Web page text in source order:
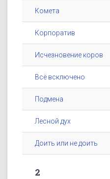
Комета
Корпоратив
Исчезновение коров
Всё всключено
Подмена
Лесной дух
Доить или не доить
2